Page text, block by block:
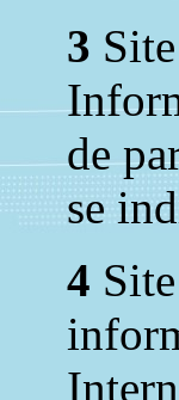
3
de
se
4